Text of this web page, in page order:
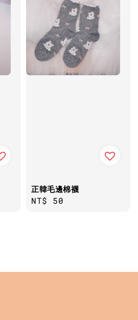
正韓毛邊棉襪
Regular
NT$ 50